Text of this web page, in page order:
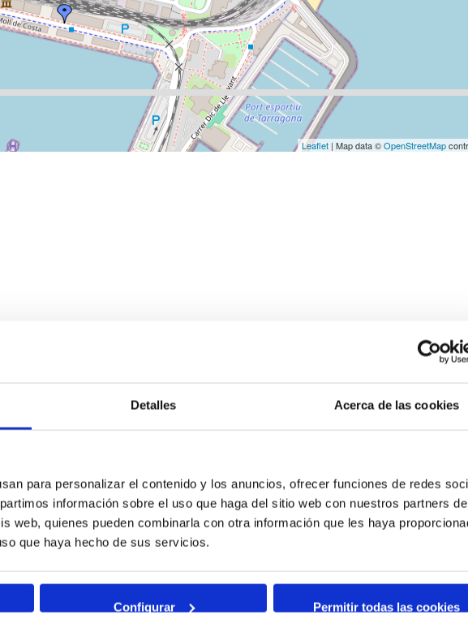
Detalles Acerca de las cookies
para personalizar el contenido y los anuncios, ofrecer funciones de redes
información sobre el uso que haga del sitio web con nuestros partners de
web, quienes pueden combinarla con otra información que les haya
que haya hecho de sus servicios.
Configurar Permitir todas las cookies
Leaflet| Map data ©OpenStreetMap